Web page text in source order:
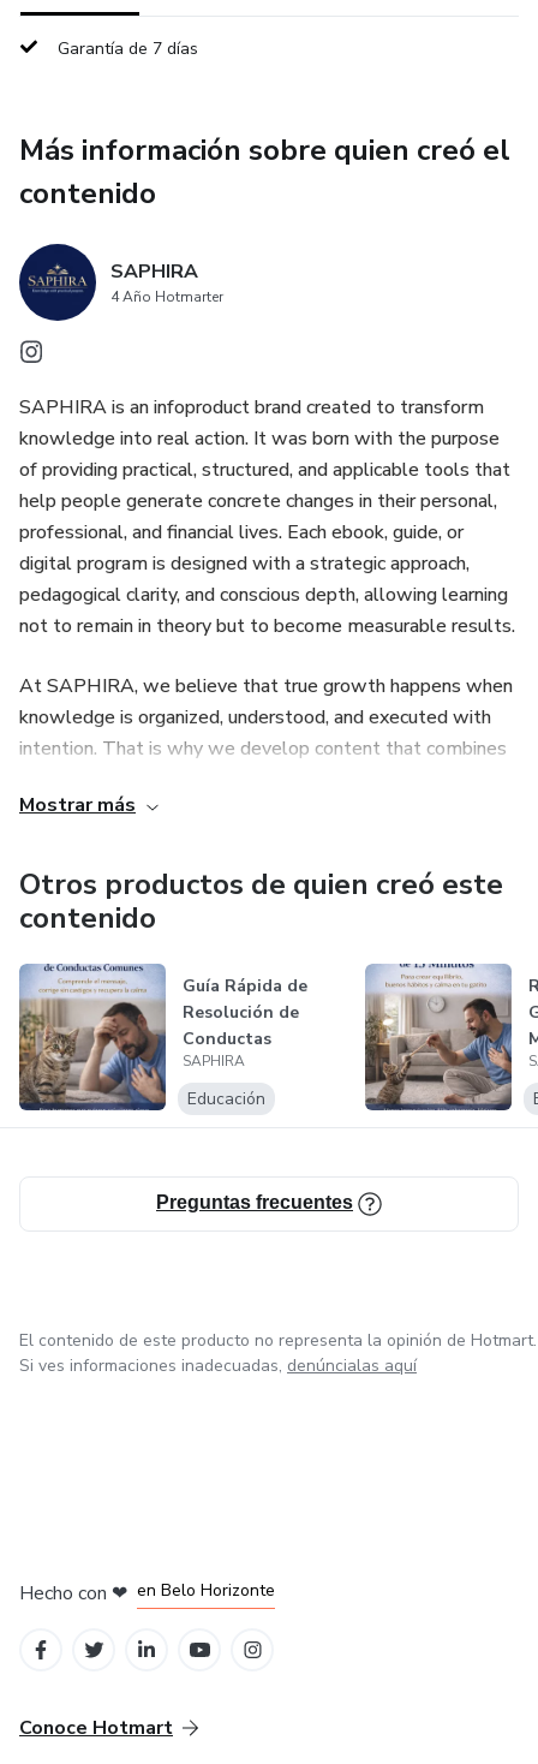
Garantía de 7 días
Más información sobre quien creó el
contenido
SAPHIRA
4 Año Hotmarter
SAPHIRA is an infoproduct brand created to transform
knowledge into real action. It was born with the purpose
of providing practical, structured, and applicable tools that
help people generate concrete changes in their personal,
professional, and financial lives. Each ebook, guide, or
digital program is designed with a strategic approach,
pedagogical clarity, and conscious depth, allowing learning
not to remain in theory but to become measurable results.
At SAPHIRA, we believe that true growth happens when
knowledge is organized, understood, and executed with
intention. That is why we develop content that combines
mindset, facilitating continuous improvement processes.
consciously, with discipline and vision, by offering
accessible, practical, and high-value digital solutions.
Mostrar más
Otros productos de quien creó este
contenido
Guía Rápida de
Resolución de
Conductas
Comunes en
Gatitos
SAPHIRA
Educación
Preguntas frecuentes
El contenido de este producto no representa la opinión de Hotmart.
Si ves informaciones inadecuadas, denúncialas aquí
Hecho con ❤ en Belo Horizonte
Conoce Hotmart